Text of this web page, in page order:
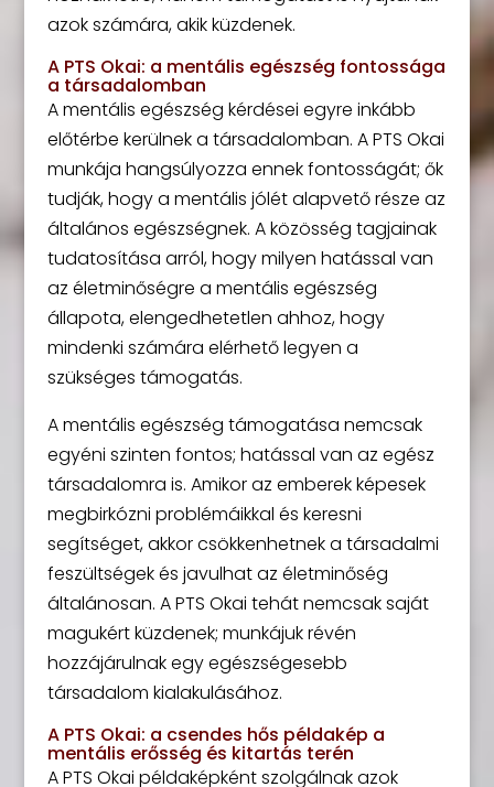
azok számára, akik küzdenek.
A PTS Okai: a mentális egészség fontossága
a társadalomban
A mentális egészség kérdései egyre inkább
előtérbe kerülnek a társadalomban. A PTS Okai
munkája hangsúlyozza ennek fontosságát; ők
tudják, hogy a mentális jólét alapvető része az
általános egészségnek. A közösség tagjainak
tudatosítása arról, hogy milyen hatással van
az életminőségre a mentális egészség
állapota, elengedhetetlen ahhoz, hogy
mindenki számára elérhető legyen a
szükséges támogatás.
A mentális egészség támogatása nemcsak
egyéni szinten fontos; hatással van az egész
társadalomra is. Amikor az emberek képesek
megbirkózni problémáikkal és keresni
segítséget, akkor csökkenhetnek a társadalmi
feszültségek és javulhat az életminőség
általánosan. A PTS Okai tehát nemcsak saját
magukért küzdenek; munkájuk révén
hozzájárulnak egy egészségesebb
társadalom kialakulásához.
A PTS Okai: a csendes hős példakép a
mentális erősség és kitartás terén
A PTS Okai példaképként szolgálnak azok